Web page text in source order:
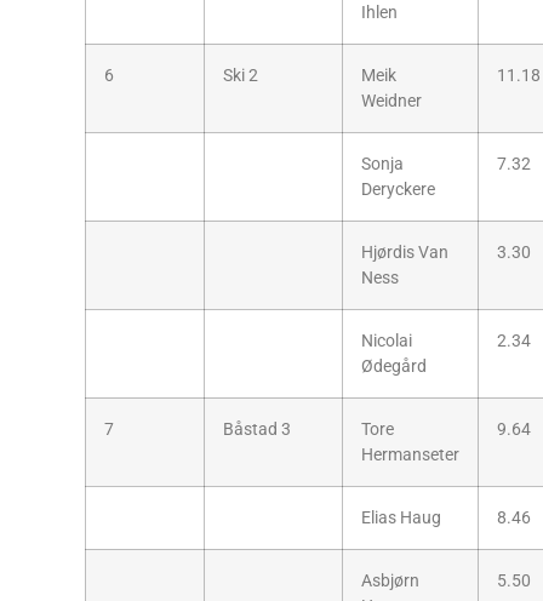
Ihlen
6 Ski 2
Meik
Weidner
11.18
Sonja
Deryckere
7.32
Hjørdis Van
Ness
3.30
Nicolai
Ødegård
2.34
7 Båstad 3
Tore
Hermanseter
9.64
Elias Haug 8.46
Asbjørn
5.50